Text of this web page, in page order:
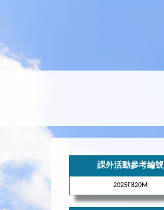
課外活動參考編號
2025F820M